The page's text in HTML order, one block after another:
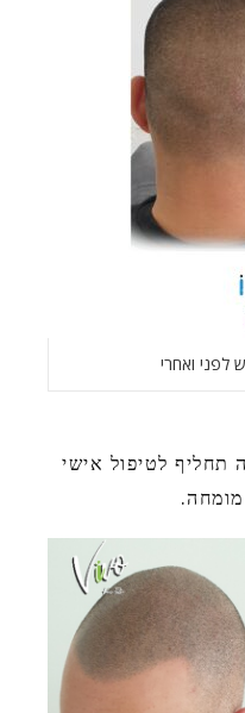
ואחרי
תחליף לטיפול אישי